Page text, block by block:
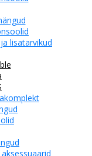
lisatarvikud